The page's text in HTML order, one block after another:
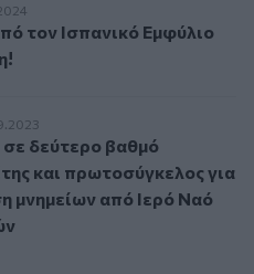
τον Ισπανικό Εμφύλιο στην
τον Ισπανικό Εμφύλιο
σε δεύτερο βαθμό
σε δεύτερο βαθμό
και πρωτοσύγκελος για
μνημείων από Ιερό Ναό